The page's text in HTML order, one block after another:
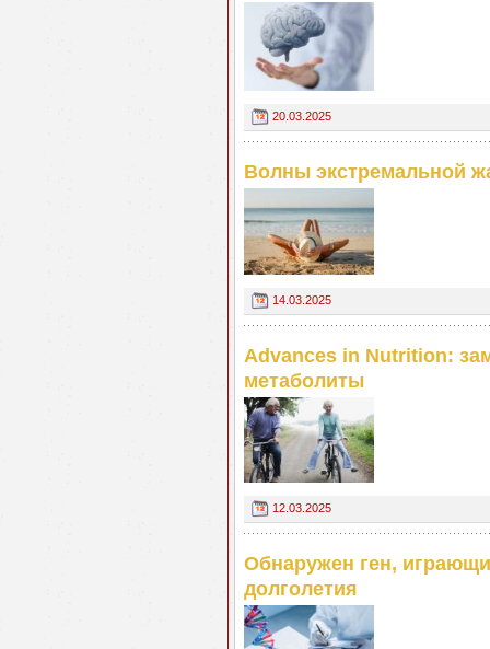
20.03.2025
Волны экстремальной
14.03.2025
Advances in Nutrition:
метаболиты
12.03.2025
Обнаружен ген,
долголетия